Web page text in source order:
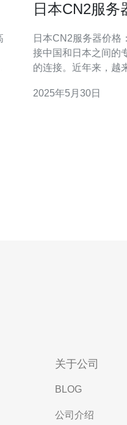
日本CN2服务
日本CN2服务器价格：最新报价！
接中国和日本之间的
的连接。近年来，越
商和配置而异。一般
2025年5月30日
关于公司
BLOG
公司介绍